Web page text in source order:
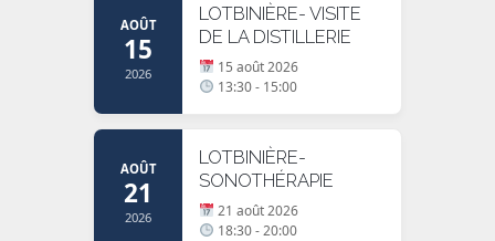
AOÛT
15
2026
LOTBINIÈRE- VISITE
DE LA DISTILLERIE
15 août 2026
13:30 - 15:00
AOÛT
21
2026
LOTBINIÈRE-
SONOTHÉRAPIE
21 août 2026
18:30 - 20:00